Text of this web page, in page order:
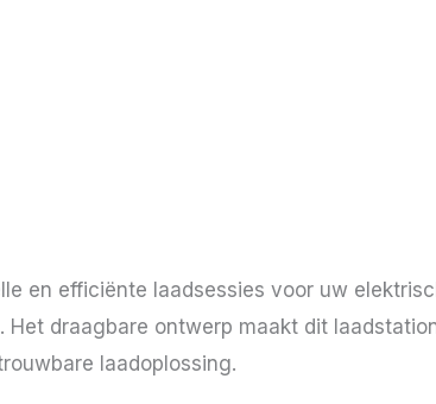
en efficiënte laadsessies voor uw
draagbare ontwerp maakt dit
laadoplossing.